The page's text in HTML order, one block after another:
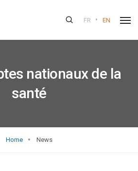
FR • EN
nationaux de la
santé
Home News